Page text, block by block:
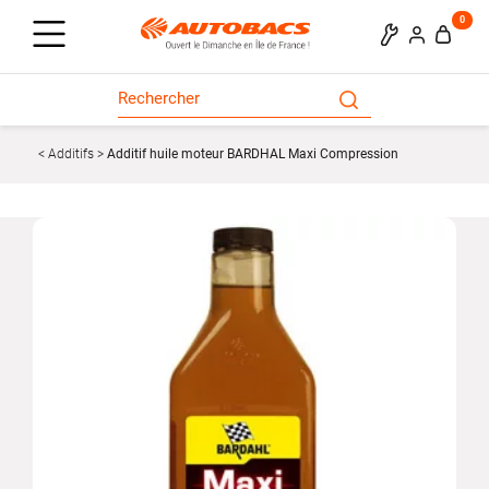
0
Additifs Additif huile moteur BARDHAL Maxi Compression